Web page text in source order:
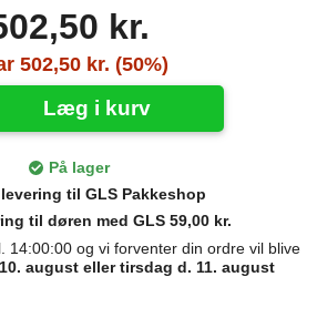
kr.
502,50 kr. (50%)
Læg i kurv
På lager
til GLS Pakkeshop
til døren med GLS 59,00 kr.
14:00:00 og vi forventer din ordre vil blive
august eller tirsdag d. 11. august